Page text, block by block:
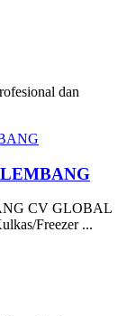
dan
CV GLOBAL
Freezer ...